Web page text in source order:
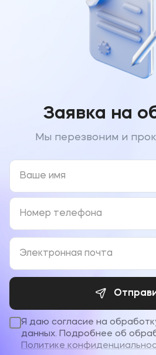
Заявка на
Мы перезвоним и
Я даю согласие на
данных. Подробнее об
Политике